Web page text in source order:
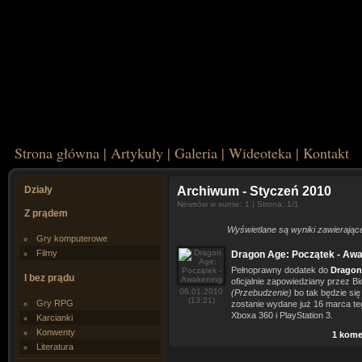
Strona główna | Artykuły | Galeria | Wideoteka | Kontakt
Działy
Z prądem
Gry komputerowe
Filmy
I bez prądu
Gry RPG
Karcianki
Konwenty
Literatura
Archiwum - Styczeń 2010
Newsów w sumie: 1 | Strona: 1/1
Wyświetlane są wyniki
06.01.2010
(13:21)
Dragon Age: Początek -
Pełnoprawny dodatek do
oficjalnie zapowiedziany przez
(Przebudzenie) bo tak będzie
zostanie wydane już 16 marca
Xboxa 360 i PlayStation 3.
1